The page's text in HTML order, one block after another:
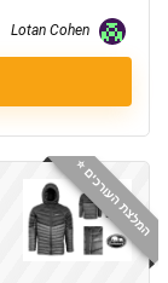
המלצת העורכים ⭐️